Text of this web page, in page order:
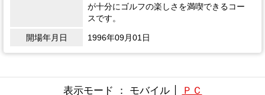
が十分にゴルフの楽しさを満喫できるコー
スです。
開場年月日 1996年09月01日
表示モード ： モバイル │ ＰＣ